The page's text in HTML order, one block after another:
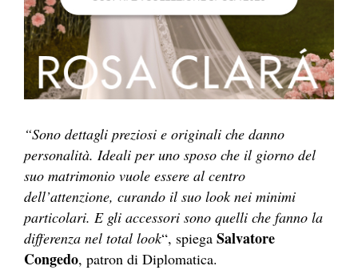
“Sono dettagli preziosi e originali che danno
personalità. Ideali per uno sposo che il giorno del
suo matrimonio vuole essere al centro
dell’attenzione, curando il suo look nei minimi
particolari. E gli accessori sono quelli che fanno la
differenza nel total look“, spiega Salvatore
Congedo, patron di Diplomatica.